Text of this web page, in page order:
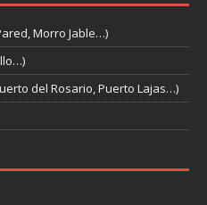
Morro Jable…)
del Rosario, Puerto Lajas…)